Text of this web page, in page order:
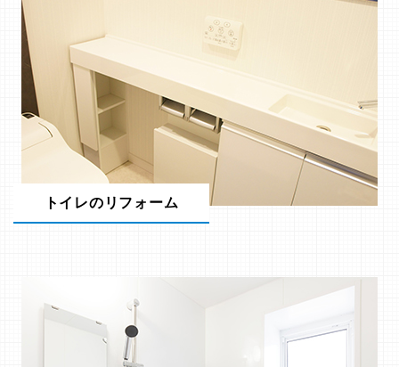
トイレのリフォーム